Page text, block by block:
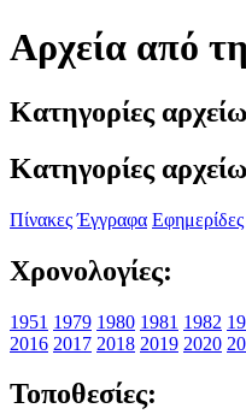
Αρχεία από
Κατηγορίες
Κατηγορίες
Πίνακες Έγγραφα Εφημερίδες
Χρονολογίες:
1951 1979 1980 1981 1982
2016 2017 2018 2019 2020
Τοποθεσίες: